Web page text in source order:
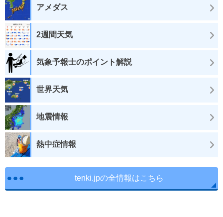
アメダス
2週間天気
気象予報士のポイント解説
世界天気
地震情報
熱中症情報
tenki.jpの全情報はこちら